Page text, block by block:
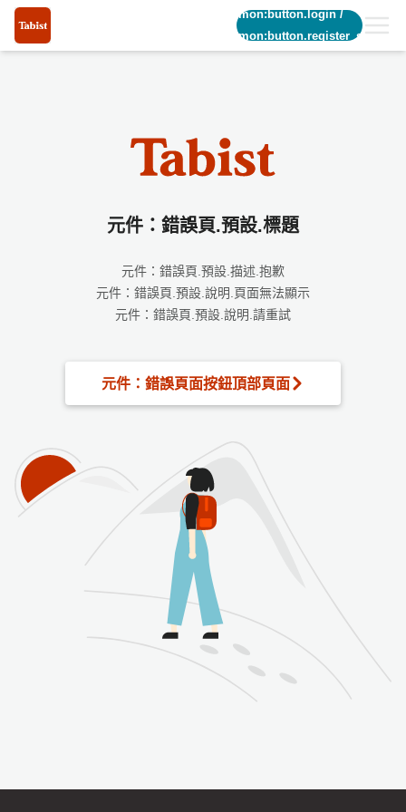
common:button.login/
common:button.register_short
元件：錯誤頁.預設.標題
元件：錯誤頁.預設.描述.抱歉
元件：錯誤頁.預設.說明.頁面無法顯示
元件：錯誤頁.預設.說明.請重試
元件：錯誤頁面按鈕頂部頁面